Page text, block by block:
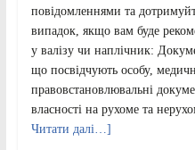
повідомленнями та
випадок, якщо вам буде
у валізу чи наплічник:
що посвідчують особу,
правовстановлювальні
власності на рухоме та
Читати далі…]